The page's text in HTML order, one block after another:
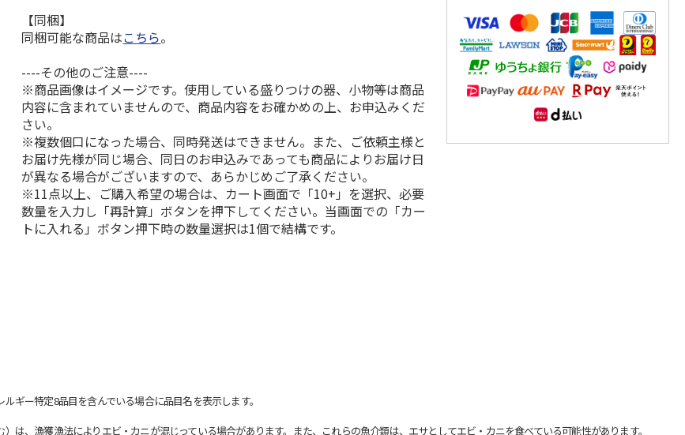
【同梱】
同梱可能な商品はこちら。
----その他のご注意----
※商品画像はイメージです。使用している盛りつけの器、小物等は商品
内容に含まれていませんので、商品内容をお確かめの上、お申込みくだ
さい。
※複数個口になった場合、同時発送はできません。また、ご依頼主様と
お届け先様が同じ場合、同日のお申込みであっても商品によりお届け日
が異なる場合がございますので、あらかじめご了承ください。
※11点以上、ご購入希望の場合は、カート画面で「10+」を選択、必要
数量を入力し「再計算」ボタンを押下してください。当画面での「カー
トに入れる」ボタン押下時の数量選択は1個で結構です。
ギー特定8品目を含んでいる場合に品目名を表示します。
、漁獲漁法によりエビ・カニが混じっている場合があります。また、これらの魚介類は、エサとしてエビ・カニを食べている可能性があります。